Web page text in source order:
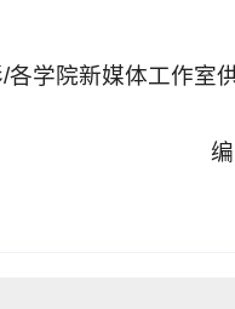
学院新媒体工作室供